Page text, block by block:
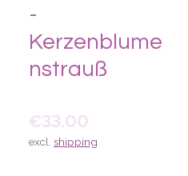
-
Kerzenblume
nstrauß
€33.00
excl. shipping